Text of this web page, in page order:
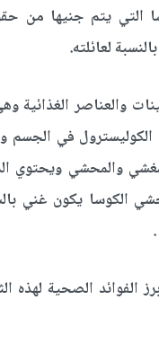
التي يتم جنيها من
لعائلته.
والعناصر
الكوليسترول في
والمحشي ويحتوي
الكوسا يكون غني
الصحية لهذه